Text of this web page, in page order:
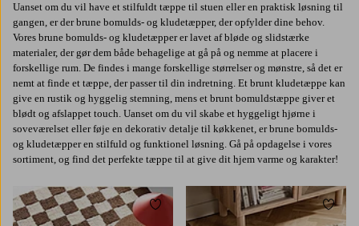
Uanset om du vil have et stilfuldt tæppe til stuen eller en praktisk løsning til
gangen, er der brune bomulds- og kludetæpper, der opfylder dine behov.
Vores brune bomulds- og kludetæpper er lavet af bløde og slidstærke
materialer, der gør dem både behagelige at gå på og nemme at placere i
forskellige rum. De findes i mange forskellige størrelser og mønstre, så det er
nemt at finde et tæppe, der passer til din indretning. Et brunt kludetæppe kan
give en rustik og hyggelig stemning, mens et brunt bomuldstæppe giver et
blødt og afslappet touch. Uanset om du vil skabe et hyggeligt hjørne i
soveværelset eller føje en dekorativ detalje til køkkenet, er brune bomulds-
og kludetæpper en stilfuld og funktionel løsning. Gå på opdagelse i vores
sortiment, og find det perfekte tæppe til at give dit hjem varme og karakter!
Tilføj til favoritter Tilføj